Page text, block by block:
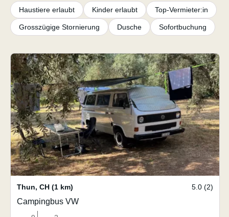
Haustiere erlaubt Kinder erlaubt Top-Vermieter:in
Grosszügige Stornierung Dusche Sofortbuchung
Thun, CH (1 km) 5.0 (2)
Campingbus VW